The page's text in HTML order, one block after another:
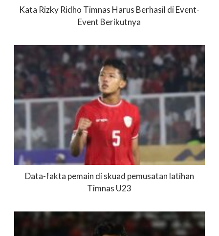
Kata Rizky Ridho Timnas Harus Berhasil di Event-
Event Berikutnya
Data-fakta pemain di skuad pemusatan latihan
Timnas U23